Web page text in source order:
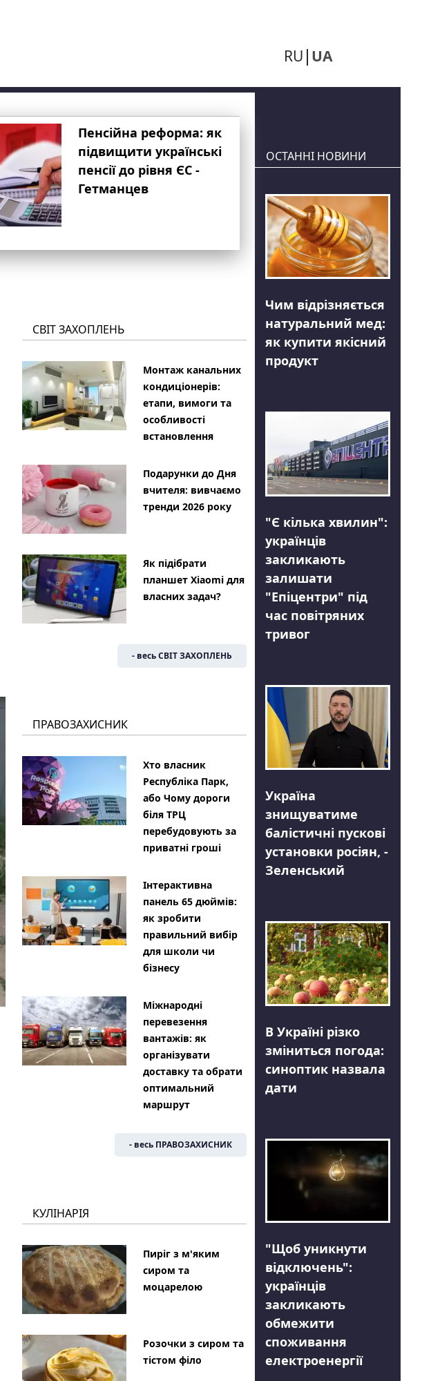
RU UA
Пенсійна реформа: як
підвищити українські
пенсії до рівня ЄС -
Гетманцев
СВІТ ЗАХОПЛЕНЬ
Монтаж канальних
кондиціонерів:
етапи, вимоги та
особливості
встановлення
Подарунки до Дня
вчителя: вивчаємо
тренди 2026 року
Як підібрати
планшет Xiaomi для
власних задач?
- весь СВІТ ЗАХОПЛЕНЬ
ПРАВОЗАХИСНИК
Хто власник
Республіка Парк,
або Чому дороги
біля ТРЦ
перебудовують за
приватні гроші
Інтерактивна
панель 65 дюймів:
як зробити
правильний вибір
для школи чи
бізнесу
Міжнародні
перевезення
вантажів: як
організувати
доставку та обрати
оптимальний
маршрут
- весь ПРАВОЗАХИСНИК
КУЛІНАРІЯ
Пиріг з м'яким
сиром та
моцарелою
Розочки з сиром та
тістом філо
ОСТАННІ НОВИНИ
Чим відрізняється
натуральний мед:
як купити якісний
продукт
"Є кілька хвилин":
українців
закликають
залишати
"Епіцентри" під
час повітряних
тривог
Україна
знищуватиме
балістичні пускові
установки росіян, -
Зеленський
В Україні різко
зміниться погода:
синоптик назвала
дати
"Щоб уникнути
відключень":
українців
закликають
обмежити
споживання
електроенергії